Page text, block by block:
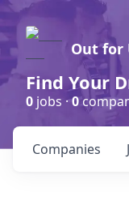
Out for
Find Your
0 jobs ·0
Companies